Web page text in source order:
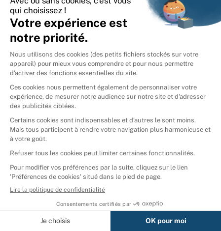
Afficher tous les résultats
Adresse du/des consommateur(s) :
………………………………………………………………..
Signature du/des consommateur(s) (uniquement en
cas de notification du présent formulaire sur papier) :
Date : ………………………………………………………………..
(*) Rayez la mention inutile
Livraison gratuite en France
€
Retours dans les 30 jours
suivant l'achat